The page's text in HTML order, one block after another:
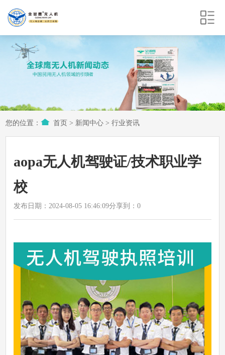
您的位置： 首页 > 新闻中心 >行业资讯
aopa无人机驾驶证/技术职业学
校
发布日期：2024-08-05 16:46:09分享到：0